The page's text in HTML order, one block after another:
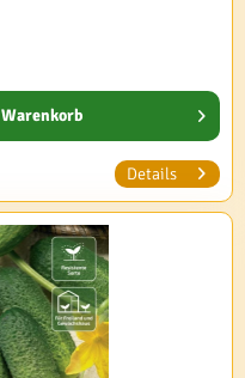
Warenkorb
Details